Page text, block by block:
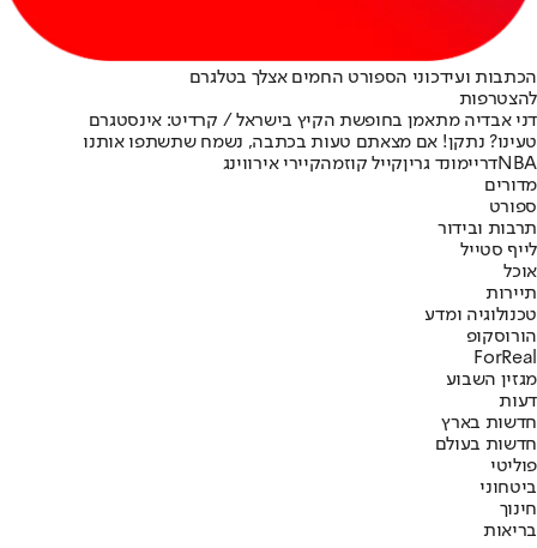
הכתבות ועידכוני הספורט החמים אצלך בטלגרם
להצטרפות
דני אבדיה מתאמן בחופשת הקיץ בישראל / קרדיט: אינסטגרם
טעינו? נתקן! אם מצאתם טעות בכתבה, נשמח שתשתפו אותנו
NBAדריימונד גריןקייל קוזמהקיירי אירווינג
מדורים
ספורט
תרבות ובידור
לייף סטייל
אוכל
תיירות
טכנולוגיה ומדע
הורוסקופ
ForReal
מגזין השבוע
דעות
חדשות בארץ
חדשות בעולם
פוליטי
ביטחוני
חינוך
בריאות